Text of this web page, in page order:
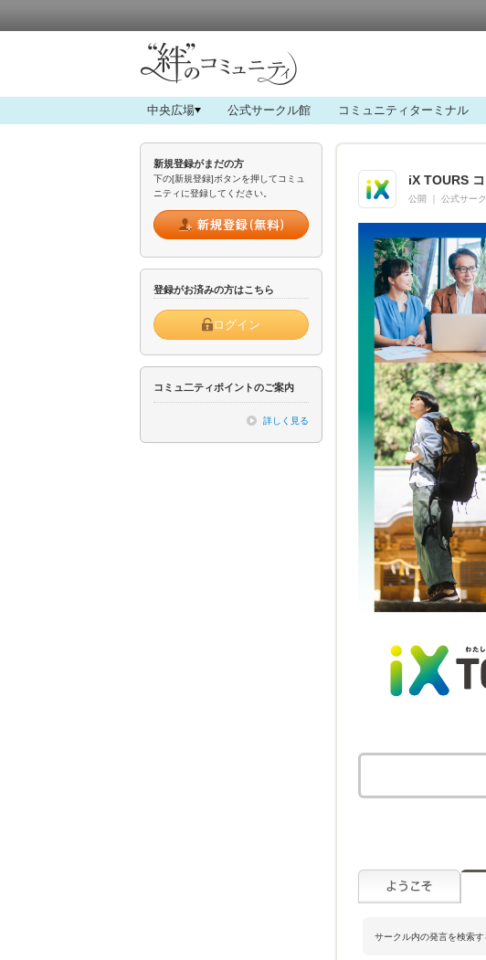
中央広場 公式サークル館 コミュニティターミナル
新規登録がまだの方
下の[新規登録]ボタンを押してコミュ
ニティに登録してください。
登録がお済みの方はこちら
ログイン
コミュ二ティポイントのご案内
詳しく見る
iX TOURS
公開 公式サー
サークル内の発言を検索す